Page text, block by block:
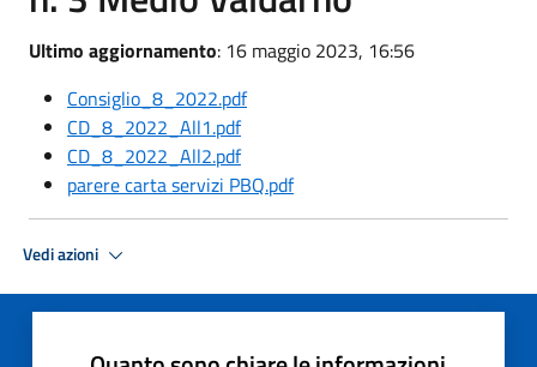
Ultimo aggiornamento: 16 maggio 2023, 16:56
Consiglio_8_2022.pdf
CD_8_2022_All1.pdf
CD_8_2022_All2.pdf
parere carta servizi PBQ.pdf
Vedi azioni